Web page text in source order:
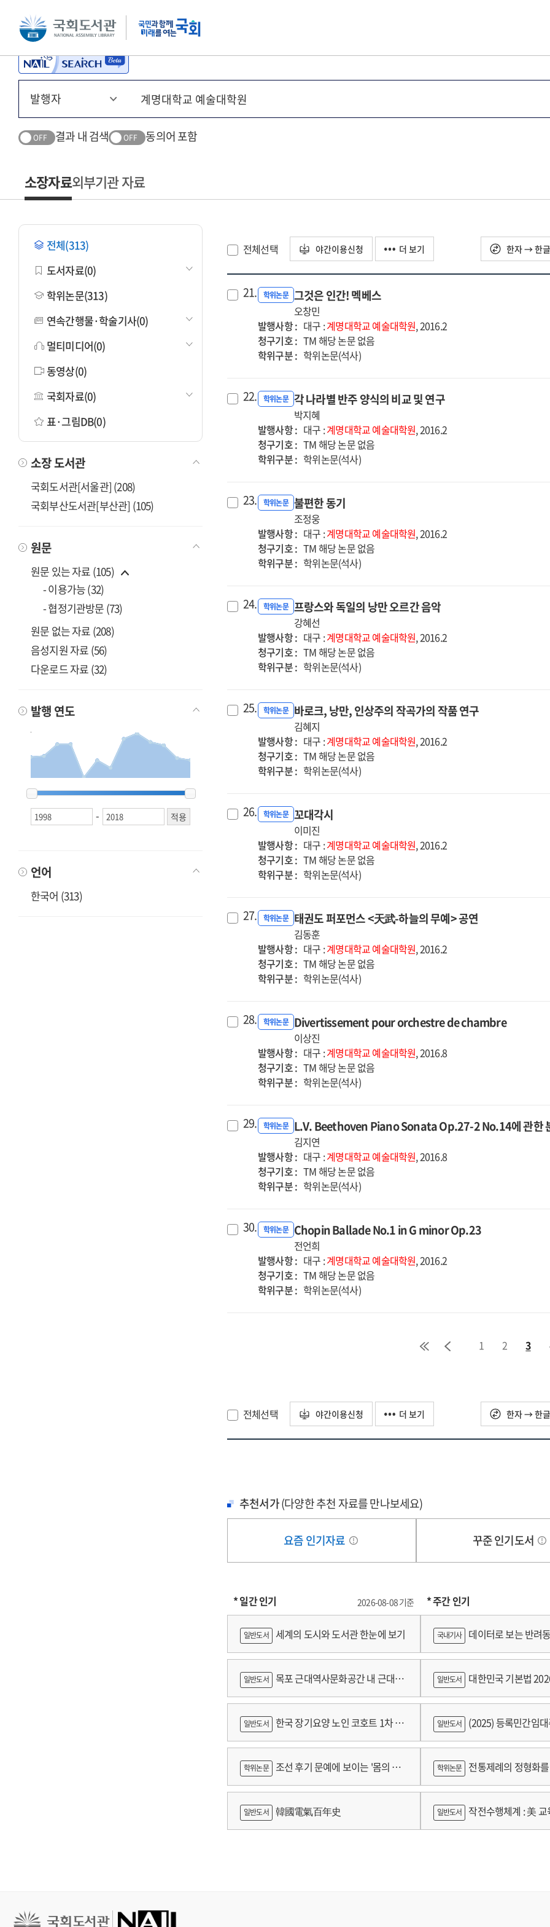
본문 바로가기 주메뉴 바로가기
OFF 결과 내 검색 OFF 동의어 포함
소장자료외부기관 자료
전체(313)
도서자료(0)
학위논문(313)
연속간행물·학술기사(0)
멀티미디어(0)
동영상(0)
국회자료(0)
표·그림DB(0)
소장 도서관
국회도서관[서울관] (208)
국회부산도서관[부산관] (105)
원문
원문 있는 자료 (105)
- 이용가능 (32)
- 협정기관방문 (73)
원문 없는 자료 (208)
음성지원 자료 (56)
다운로드 자료 (32)
발행 연도
-
언어
한국어 (313)
전체선택 야간이용신청 더 보기 한자 → 한글
21. 학위논문 그것은 인간! 멕베스
오창민
발행사항 : 대구 :계명대학교예술대학원, 2016.2
청구기호 : TM 해당 논문 없음
학위구분 : 학위논문(석사)
22. 학위논문 각 나라별 반주 양식의 비교 및 연구
박지혜
발행사항 : 대구 :계명대학교예술대학원, 2016.2
청구기호 : TM 해당 논문 없음
학위구분 : 학위논문(석사)
23. 학위논문 불편한 동기
조정웅
발행사항 : 대구 :계명대학교예술대학원, 2016.2
청구기호 : TM 해당 논문 없음
학위구분 : 학위논문(석사)
24. 학위논문 프랑스와 독일의 낭만 오르간 음악
강혜선
발행사항 : 대구 :계명대학교예술대학원, 2016.2
청구기호 : TM 해당 논문 없음
학위구분 : 학위논문(석사)
25. 학위논문 바로크, 낭만, 인상주의 작곡가의 작품 연구
김혜지
발행사항 : 대구 :계명대학교예술대학원, 2016.2
청구기호 : TM 해당 논문 없음
학위구분 : 학위논문(석사)
26. 학위논문 꼬대각시
이미진
발행사항 : 대구 :계명대학교예술대학원, 2016.2
청구기호 : TM 해당 논문 없음
학위구분 : 학위논문(석사)
27. 학위논문 태권도 퍼포먼스 <天武-하늘의 무예> 공연
김동훈
발행사항 : 대구 :계명대학교예술대학원, 2016.2
청구기호 : TM 해당 논문 없음
학위구분 : 학위논문(석사)
28. 학위논문 Divertissement pour orchestre de chambre
이상진
발행사항 : 대구 :계명대학교예술대학원, 2016.8
청구기호 : TM 해당 논문 없음
학위구분 : 학위논문(석사)
29. 학위논문 L.V. Beethoven Piano Sonata Op.27-2 No.14에 관한
김지연
발행사항 : 대구 :계명대학교예술대학원, 2016.8
청구기호 : TM 해당 논문 없음
학위구분 : 학위논문(석사)
30. 학위논문 Chopin Ballade No.1 in G minor Op.23
전언희
발행사항 : 대구 :계명대학교예술대학원, 2016.2
청구기호 : TM 해당 논문 없음
학위구분 : 학위논문(석사)
1 2 3
전체선택 야간이용신청 더 보기 한자 → 한글
추천서가(다양한 추천 자료를 만나보세요)
요즘 인기자료 꾸준 인기도서
* 일간 인기 2026-08-08 기준
일반도서 세계의 도시와 도서관 한눈에 보기
일반도서 목포 근대역사문화공간 내 근대건
축문화재 기록화보고서
일반도서 한국 장기요양 노인 코호트 1차 추
적조사 : 2024년 건강보험연구원 정규연구
보고서
학위논문 조선 후기 문예에 보이는 '몸의 욕
망 긍정' 양상 연구
일반도서 韓國電氣百年史
* 주간 인기
국내기사 데이터로 보는 반려
쟁
일반도서 대한민국 기본법
일반도서 (2025) 등록민간임
람
학위논문 전통제례의 정형화
가제를 중심으로
일반도서 작전수행체계 : 美